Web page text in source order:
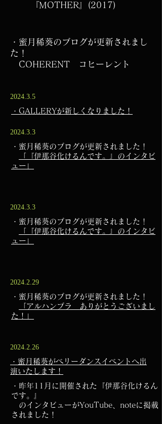
​ 『MOTHER』(2017)
・蜜月稀葵のブログが更新されまし
た！
COHERENT コヒーレント
2024.3.5
・GALLERYが新しくなりました！
2024.3.3
・蜜月稀葵のブログが更新されました！
「『伊那谷化けるんです。』のインタビ
ュー」
2024.3.3
・蜜月稀葵のブログが更新されました！
「『伊那谷化けるんです。』のインタビ
ュー」
2024.2.29
・蜜月稀葵のブログが更新されました！
「アルハンブラ ありがとうございまし
た！」
2024.2.26
・蜜月稀葵がベリーダンスイベントへ出
演いたします！
・昨年11月に開催された『伊那谷化けるん
です。』
のインタビューがYouTube、noteに掲載
されました！